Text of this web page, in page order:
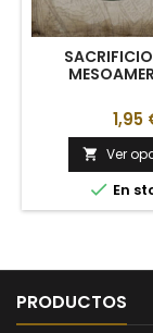
1,95
 Ver
 En
PRODUCTOS